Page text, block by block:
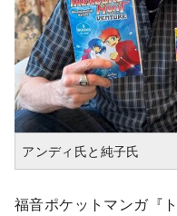
アンディ氏と純子氏
福音ポケットマンガ『